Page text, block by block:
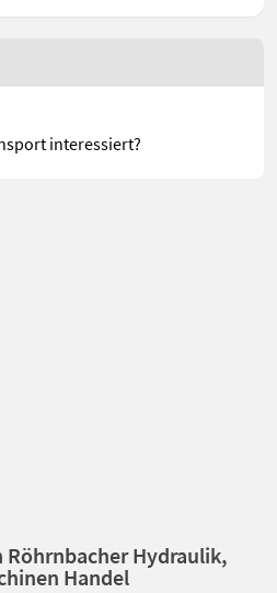
interessiert?
Röhrnbacher Hydraulik,
Handel